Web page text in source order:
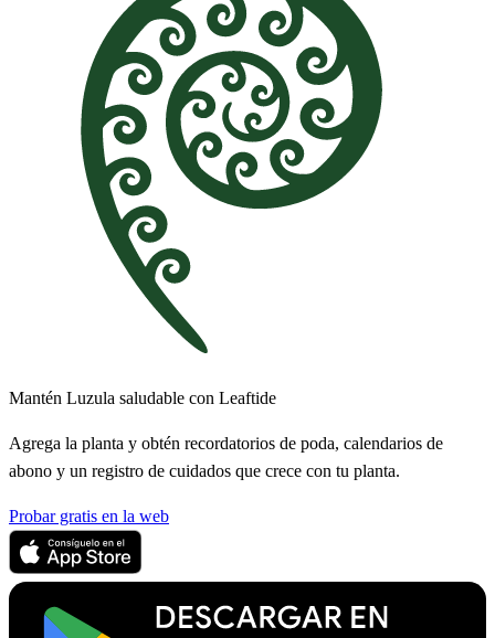
Mantén Luzula saludable con Leaftide
Agrega la planta y obtén recordatorios de poda, calendarios de
abono y un registro de cuidados que crece con tu planta.
Probar gratis en la web